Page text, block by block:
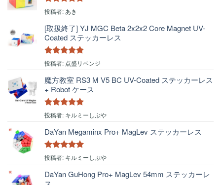
5段階中 5
投稿者: あき
[取扱終了] YJ MGC Beta 2x2x2 Core Magnet UV-
Coated ステッカーレス
5段階中5の
投稿者: 点盛リベンジ
魔方教室 RS3 M V5 BC UV-Coated ステッカーレス
+ Robot ケース
5段階中 5 の
投稿者: キルミーしぶや
DaYan Megaminx Pro+ MagLev ステッカーレス
5段階中 5 の
投稿者: キルミーしぶや
DaYan GuHong Pro+ MagLev 54mm ステッカーレ